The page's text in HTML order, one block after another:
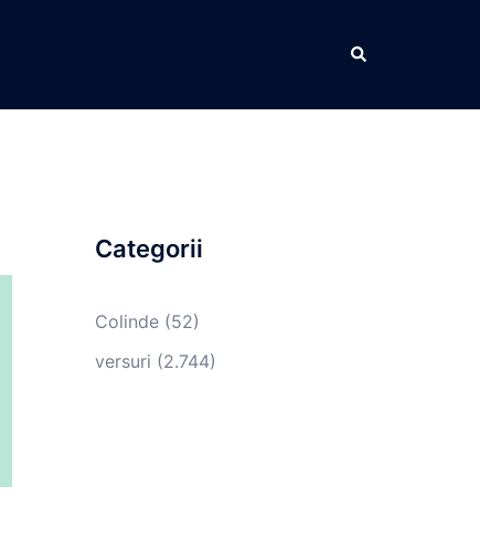
Caută
Categorii
Colinde(52)
versuri (2.744)